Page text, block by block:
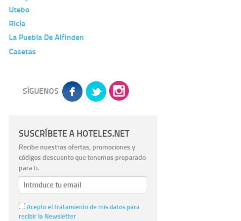
Utebo
Ricla
La Puebla De Alfinden
Casetas
SÍGUENOS
SUSCRÍBETE A HOTELES.NET
Recibe nuestras ofertas, promociones y
códigos descuento que tenemos preparado
para ti.
Acepto el tratamiento de mis datos para
recibir la Newsletter